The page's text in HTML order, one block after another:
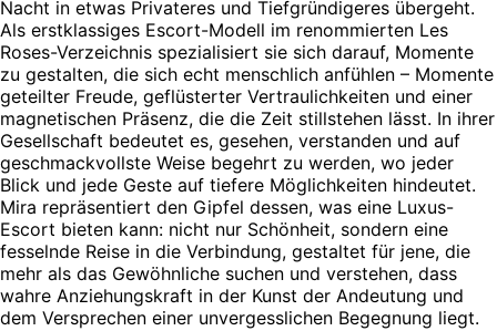
Nacht in etwas Privateres und Tiefgründigeres übergeht.
Als erstklassiges Escort-Modell im renommierten Les
Roses-Verzeichnis spezialisiert sie sich darauf, Momente
zu gestalten, die sich echt menschlich anfühlen – Momente
geteilter Freude, geflüsterter Vertraulichkeiten und einer
magnetischen Präsenz, die die Zeit stillstehen lässt. In ihrer
Gesellschaft bedeutet es, gesehen, verstanden und auf
geschmackvollste Weise begehrt zu werden, wo jeder
Blick und jede Geste auf tiefere Möglichkeiten hindeutet.
Mira repräsentiert den Gipfel dessen, was eine Luxus-
Escort bieten kann: nicht nur Schönheit, sondern eine
fesselnde Reise in die Verbindung, gestaltet für jene, die
mehr als das Gewöhnliche suchen und verstehen, dass
wahre Anziehungskraft in der Kunst der Andeutung und
dem Versprechen einer unvergesslichen Begegnung liegt.